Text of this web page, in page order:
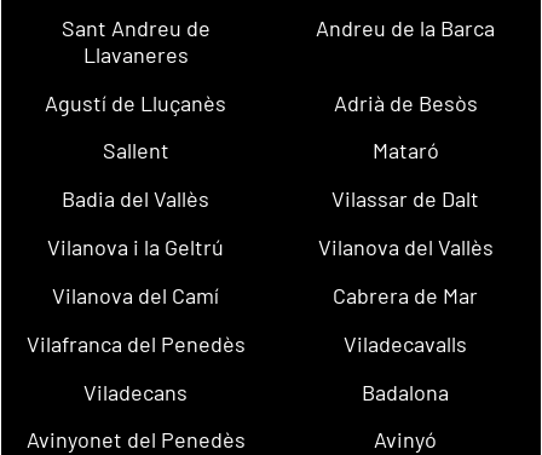
Sant Andreu de
Llavaneres
Andreu de la Barca
Agustí de Lluçanès
Adrià de Besòs
Sallent
Mataró
Badia del Vallès
Vilassar de Dalt
Vilanova i la Geltrú
Vilanova del Vallès
Vilanova del Camí
Cabrera de Mar
Vilafranca del Penedès
Viladecavalls
Viladecans
Badalona
Avinyonet del Penedès
Avinyó